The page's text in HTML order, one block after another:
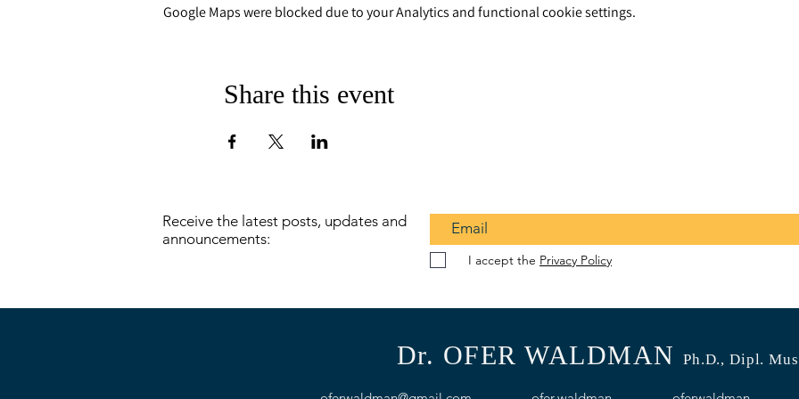
Google Maps were blocked due to your Analytics and functional cookie settings.
Share this event
Receive the latest posts, updates and
announcements:
I accept the Privacy Policy
Dr. OFER WALDMANPh.D., Dipl.